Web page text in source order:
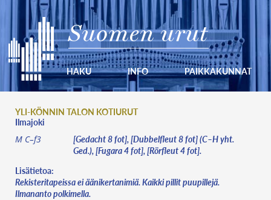
Suomen urut
HAKU INFO PAIKKAKUNNAT
YLI-KÖNNIN TALON KOTIURUT
Ilmajoki
M C–f3
[Gedacht 8 fot], [Dubbelfleut 8 fot] (C–H yht.
Ged.), [Fugara 4 fot], [Rörfleut 4 fot].
Lisätietoa:
Rekisteritapeissa ei äänikertanimiä. Kaikki pillit puupillejä.
Ilmananto polkimella.